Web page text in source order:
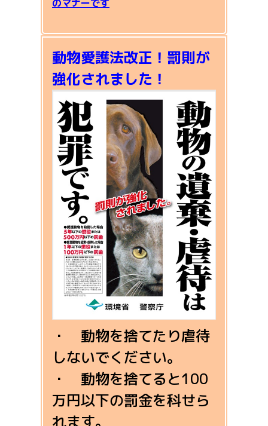
のマナーです
動物愛護法改正！罰則が
強化されました！
・ 動物を捨てたり虐待
しないでください。
・ 動物を捨てると100
万円以下の罰金を科せら
れます。